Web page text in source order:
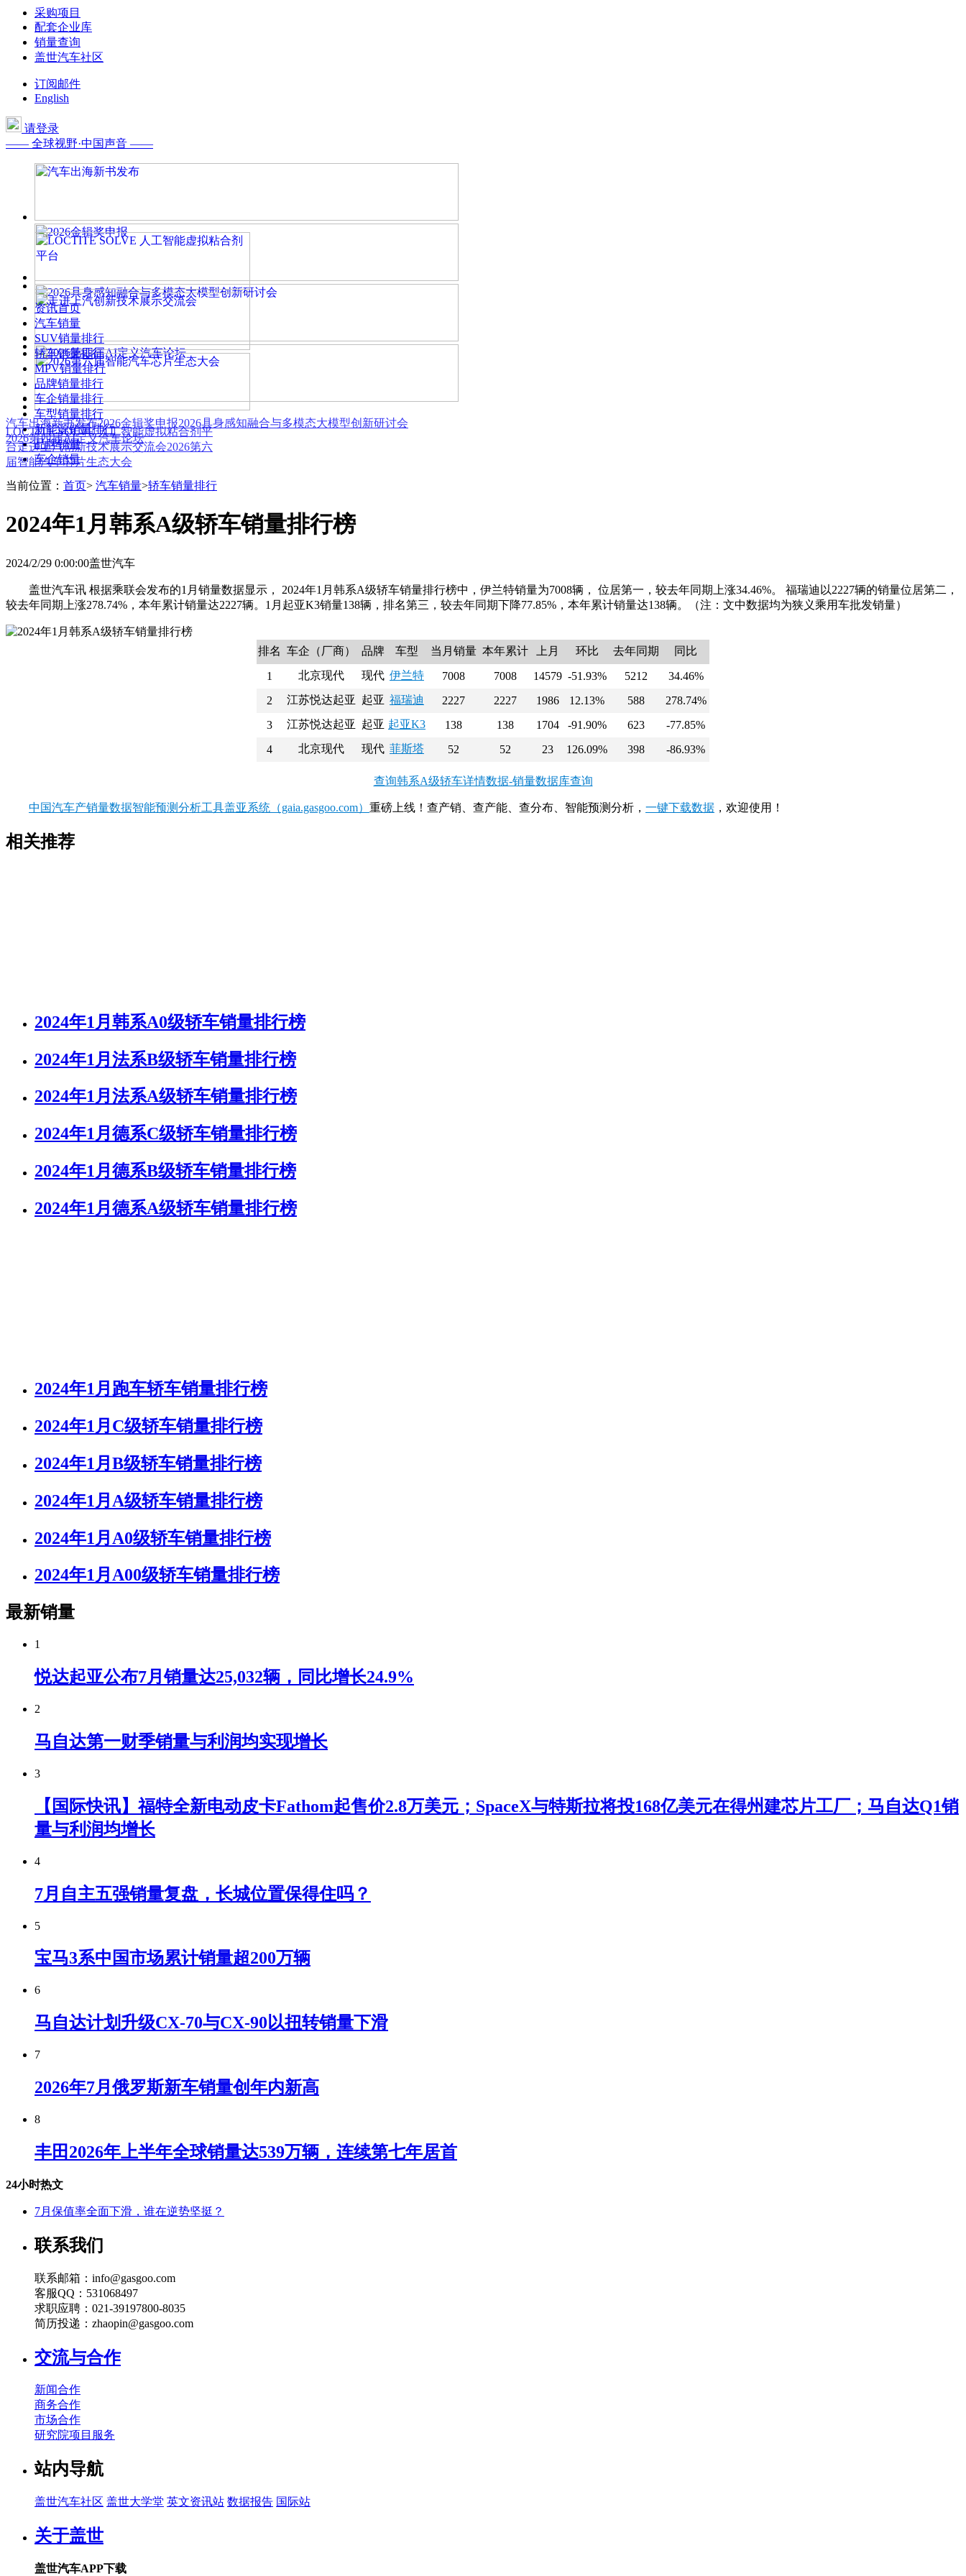
采购项目
配套企业库
销量查询
盖世汽车社区
订阅邮件
English
请登录
—— 全球视野·中国声音 ——
汽车出海新书发布2026金辑奖申报2026具身感知融合与多模态大模型创新研讨会
2026第四届AI定义汽车论坛
LOCTITE SOLVE 人工智能虚拟粘合剂平
台走进上汽创新技术展示交流会2026第六
届智能汽车芯片生态大会
资讯首页
汽车销量
SUV销量排行
轿车销量排行
MPV销量排行
品牌销量排行
车企销量排行
车型销量排行
新能源销量排行
品牌销量
车企销量
当前位置： 首页> 汽车销量>轿车销量排行
2024年1月韩系A级轿车销量排行榜
2024/2/29 0:00:00盖世汽车
盖世汽车讯 根据乘联会发布的1月销量数据显示， 2024年1月韩系A级轿车销量排行榜中，伊兰特销量为7008辆， 位居第一，较去年同期上涨34.46%。 福瑞迪以2227辆的销量位居第二，
较去年同期上涨278.74%，本年累计销量达2227辆。1月起亚K3销量138辆，排名第三，较去年同期下降77.85%，本年累计销量达138辆。（注：文中数据均为狭义乘用车批发销量）
排名 车企（厂商） 品牌 车型 当月销量 本年累计 上月 环比 去年同期 同比
1 北京现代 现代 伊兰特 7008 7008 14579 -51.93% 5212
34.46%
2
江苏悦达起亚 起亚 福瑞迪 2227 2227 1986 12.13% 588
278.74%
3
江苏悦达起亚 起亚 起亚K3 138 138 1704 -91.90% 623
-77.85%
4
北京现代 现代 菲斯塔 52 52 23 126.09% 398 -86.93%
查询韩系A级轿车详情数据-销量数据库查询
中国汽车产销量数据智能预测分析工具盖亚系统（gaia.gasgoo.com） 重磅上线！查产销、查产能、查分布、智能预测分析， 一键下载数据 ，欢迎使用！
相关推荐
2024年1月韩系A0级轿车销量排行榜
2024年1月法系B级轿车销量排行榜
2024年1月法系A级轿车销量排行榜
2024年1月德系C级轿车销量排行榜
2024年1月德系B级轿车销量排行榜
2024年1月德系A级轿车销量排行榜
2024年1月跑车轿车销量排行榜
2024年1月C级轿车销量排行榜
2024年1月B级轿车销量排行榜
2024年1月A级轿车销量排行榜
2024年1月A0级轿车销量排行榜
2024年1月A00级轿车销量排行榜
最新销量
1
悦达起亚公布7月销量达25,032辆，同比增长24.9%
2
马自达第一财季销量与利润均实现增长
3
【国际快讯】福特全新电动皮卡Fathom起售价2.8万美元；SpaceX与特斯拉将投168亿美元在得州建芯片工厂；马自达Q1销
量与利润均增长
4
7月自主五强销量复盘，长城位置保得住吗？
5
宝马3系中国市场累计销量超200万辆
6
马自达计划升级CX-70与CX-90以扭转销量下滑
7
2026年7月俄罗斯新车销量创年内新高
8
丰田2026年上半年全球销量达539万辆，连续第七年居首
24小时热文
7月保值率全面下滑，谁在逆势坚挺？
联系我们
联系邮箱：info@gasgoo.com
客服QQ：531068497
求职应聘：021-39197800-8035
简历投递：zhaopin@gasgoo.com
交流与合作
新闻合作
商务合作
市场合作
研究院项目服务
站内导航
盖世汽车社区 盖世大学堂 英文资讯站 数据报告 国际站
关于盖世
盖世汽车APP下载